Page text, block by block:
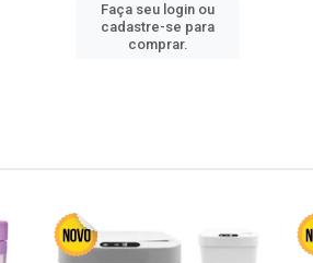
Faça seu login ou
cadastre-se para
comprar.